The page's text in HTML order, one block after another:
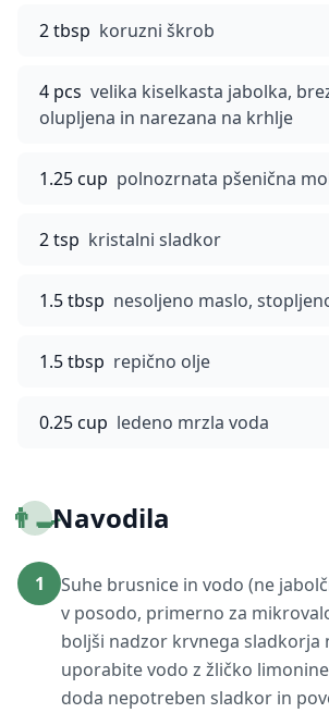
2 tbsp koruzni škrob
4 pcs velika kiselkasta jabolka,
olupljena in narezana na krhlje
1.25 cup polnozrnata pšenična
2 tsp kristalni sladkor
1.5 tbsp nesoljeno maslo,
1.5 tbsp repično olje
0.25 cup ledeno mrzla voda
👨‍🍳Navodila
1
Suhe brusnice in vodo (ne
v posodo, primerno za
boljši nadzor krvnega sladkorja
uporabite vodo z žličko
doda nepotreben sladkor in